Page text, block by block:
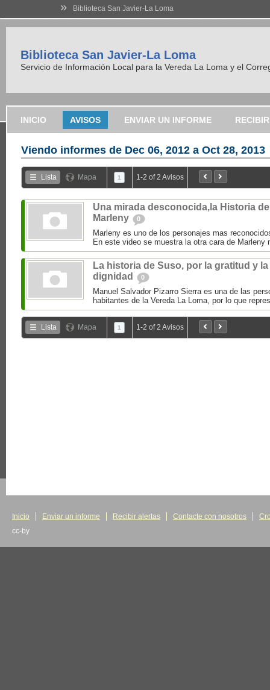
» Biblioteca San Javier-La Loma
Biblioteca San Javier-La Loma
Servicio de Información Local para la Vereda La Loma y el
INICIO AVISOS ENVIAR UN INFORME
Viendo informes de Dec 06, 2012 a Oct 28, 2013
Lista Mapa 1 1-2 of 2 Avisos
Una mirada desconocida,la Historia de
Marleny
0
Marleny es uno de los personajes mas
En este video se muestra la otra cara de Marleny
La historia de Suso, por la gratitud y la
dignidad
0
Manuel Salvador Pizarro Sierra es una de las
habitantes de la Vereda La Loma, por lo que
Lista Mapa 1 1-2 of 2 Avisos
Inicio Enviar un informe Recibir alertas Contacte con nosotros
cc-by